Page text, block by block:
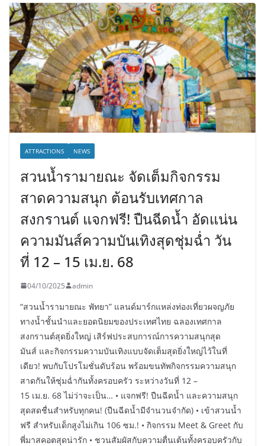
ATTRACTIONS NEWS
สวนน้ำรามายณะ จัดเต็มกิจกรรม
สาดความสนุก ต้อนรับเทศกาล
สงกรานต์ แจกฟรี! ปืนฉีดน้ำ อัดแน่น
ความมันส์ความบันเทิงสุดชุ่มฉ่ำ วัน
ที่ 12 – 15 เม.ย. 68
04/10/2025 admin
“สวนน้ำรามายณะ พัทยา” แลนด์มาร์กแหล่งท่องเที่ยวผจญภัย
ทางน้ำชั้นนำและยอดนิยมของประเทศไทย ฉลองเทศกาล
สงกรานต์สุดยิ่งใหญ่ เสิร์ฟประสบการณ์การความสนุกสุด
มันส์ และกิจกรรมความบันเทิงแบบจัดเต็มสุดยิ่งใหญ่ไว้ในที่
เดียว! พบกับโปรโมชั่นดับร้อน พร้อมขนทัพกิจกรรมความสนุก
สาดกันให้ชุ่มฉ่ำกันทั้งครอบครัว ระหว่างวันที่ 12 –
15 เม.ย. 68 ไม่ว่าจะเป็น… • แจกฟรี! ปืนฉีดน้ำ และความสนุก
สุดสดชื่นสำหรับทุกคน! (ปืนฉีดน้ำมีจำนวนจำกัด) • เข้าสวนน้ำ
ฟรี สำหรับเด็กสูงไม่เกิน 106 ซม.! • กิจกรรม Meet & Greet กับ
พี่มาสคอตสุดน่ารัก • ชวนสัมผัสกับความตื่นเต้นทั้งครอบครัวกับ